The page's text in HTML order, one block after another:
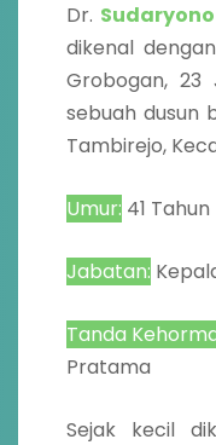
Dr. Sudaryono
dikenal
Grobogan, 23
sebuah dusun
Tambirejo,
Umur: 41 Tahun
Jabatan:
Tanda
Pratama
Sejak kecil